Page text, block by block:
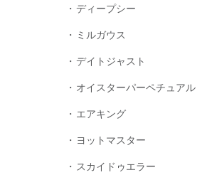
ディープシー
ミルガウス
デイトジャスト
オイスターパーペチュアル
エアキング
ヨットマスター
スカイドゥエラー